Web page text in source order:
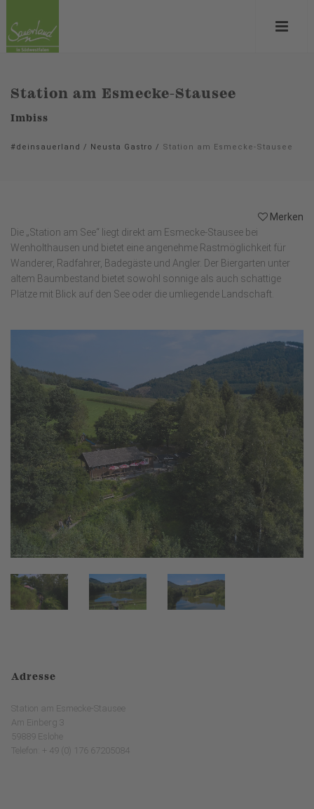
Station am Esmecke-Stausee
Imbiss
#deinsauerland / Neusta Gastro / Station am Esmecke-Stausee
Merken
Die „Station am See“ liegt direkt am Esmecke-Stausee bei
Wenholthausen und bietet eine angenehme Rastmöglichkeit für
Wanderer, Radfahrer, Badegäste und Angler. Der Biergarten unter
altem Baumbestand bietet sowohl sonnige als auch schattige
Plätze mit Blick auf den See oder die umliegende Landschaft.
Adresse
Station am Esmecke-Stausee
Am Einberg 3
59889 Eslohe
Telefon: + 49 (0) 176 67205084